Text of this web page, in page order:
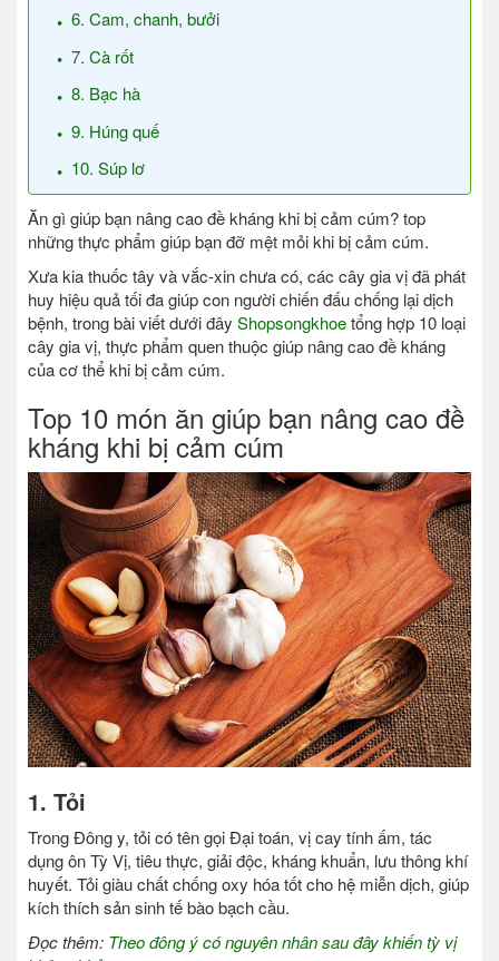
6. Cam, chanh, bưởi
7. Cà rốt
8. Bạc hà
9. Húng quế
10. Súp lơ
Ăn gì giúp bạn nâng cao đề kháng khi bị cảm cúm? top
những thực phẩm giúp bạn đỡ mệt mỏi khi bị cảm cúm.
Xưa kia thuốc tây và vắc-xin chưa có, các cây gia vị đã phát
huy hiệu quả tối đa giúp con người chiến đấu chống lại dịch
bệnh, trong bài viết dưới đây Shopsongkhoetổng hợp 10 loại
cây gia vị, thực phẩm quen thuộc giúp nâng cao đề kháng
của cơ thể khi bị cảm cúm.
Top 10 món ăn giúp bạn nâng cao đề
kháng khi bị cảm cúm
1. Tỏi
Trong Đông y, tỏi có tên gọi Đại toán, vị cay tính ấm, tác
dụng ôn Tỳ Vị, tiêu thực, giải độc, kháng khuẩn, lưu thông khí
huyết. Tỏi giàu chất chống oxy hóa tốt cho hệ miễn dịch, giúp
kích thích sản sinh tế bào bạch cầu.
Đọc thêm: Theo đông ý có nguyên nhân sau đây khiến tỳ vị